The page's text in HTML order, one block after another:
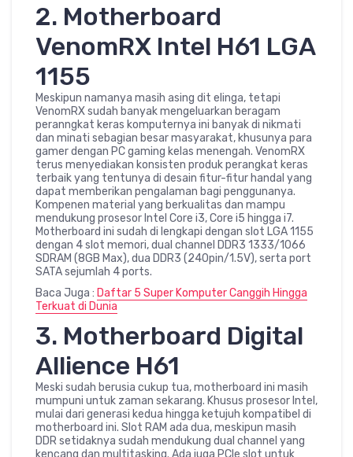
2. Motherboard
VenomRX Intel H61 LGA
1155
Meskipun namanya masih asing dit elinga, tetapi
VenomRX sudah banyak mengeluarkan beragam
peranngkat keras komputernya ini banyak di nikmati
dan minati sebagian besar masyarakat, khusunya para
gamer dengan PC gaming kelas menengah. VenomRX
terus menyediakan konsisten produk perangkat keras
terbaik yang tentunya di desain fitur-fitur handal yang
dapat memberikan pengalaman bagi penggunanya.
Kompenen material yang berkualitas dan mampu
mendukung prosesor Intel Core i3, Core i5 hingga i7.
Motherboard ini sudah di lengkapi dengan slot LGA 1155
dengan 4 slot memori, dual channel DDR3 1333/1066
SDRAM (8GB Max), dua DDR3 (240pin/1.5V), serta port
SATA sejumlah 4 ports.
Baca Juga : Daftar 5 Super Komputer Canggih Hingga
Terkuat di Dunia
3. Motherboard Digital
Allience H61
Meski sudah berusia cukup tua, motherboard ini masih
mumpuni untuk zaman sekarang. Khusus prosesor Intel,
mulai dari generasi kedua hingga ketujuh kompatibel di
motherboard ini. Slot RAM ada dua, meskipun masih
DDR setidaknya sudah mendukung dual channel yang
kencang dan multitasking. Ada juga PCle slot untuk